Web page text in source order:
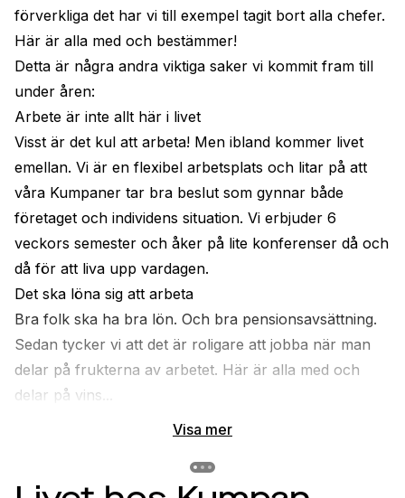
förverkliga det har vi till exempel tagit bort alla chefer.
Här är alla med och bestämmer!
Detta är några andra viktiga saker vi kommit fram till
under åren:
Arbete är inte allt här i livet
Visst är det kul att arbeta! Men ibland kommer livet
emellan. Vi är en flexibel arbetsplats och litar på att
våra Kumpaner tar bra beslut som gynnar både
företaget och individens situation. Vi erbjuder 6
veckors semester och åker på lite konferenser då och
då för att liva upp vardagen.
Det ska löna sig att arbeta
Bra folk ska ha bra lön. Och bra pensionsavsättning.
Sedan tycker vi att det är roligare att jobba när man
delar på frukterna av arbetet. Här är alla med och
delar på vins...
Visa mer